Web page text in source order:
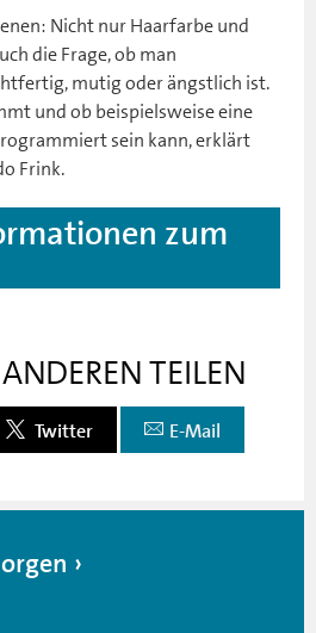
Nicht nur Haarfarbe und
die Frage, ob man
mutig oder ängstlich ist.
und ob beispielsweise eine
sein kann, erklärt
Frink.
zum
TEILEN
Twitter E-Mail